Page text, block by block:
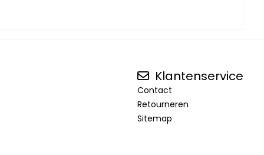
Klantenservice
Contact
Retourneren
Sitemap